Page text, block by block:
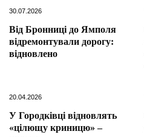
30.07.2026
Від Бронниці до Ямполя
відремонтували дорогу:
відновлено
20.04.2026
У Городківці відновлять
«цілющу криницю» –